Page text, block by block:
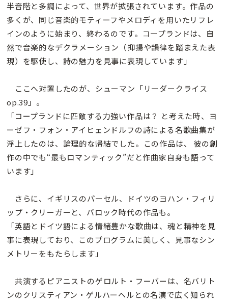
半音階と多調によって、世界が拡張されています。作品の
多くが、同じ音楽的モティーフやメロディを用いたリフレ
インのように始まり、終わるのです。コープランドは、自
然で音楽的なデクラメーション（抑揚や韻律を踏まえた表
現）を駆使し、詩の魅力を見事に表現しています」
ここへ対置したのが、シューマン「リーダークライス
op.39」。
「コープランドに匹敵する力強い作品は？ と考えた時、ヨ
ーゼフ・フォン・アイヒェンドルフの詩による名歌曲集が
浮上したのは、論理的な帰結でした。この作品は、 彼の創
作の中でも“最もロマンティック”だと作曲家自身も語って
います」
さらに、イギリスのパーセル、ドイツのヨハン・フィリ
ップ・クリーガーと、バロック時代の作品も。
「英語とドイツ語による情緒豊かな歌曲は、魂と精神を見
事に表現しており、このプログラムに美しく、見事なシン
メトリーをもたらします」
共演するピアニストのゲロルト・フーバーは、名バリト
ンのクリスティアン・ゲルハーヘルとの名演で広く知られ